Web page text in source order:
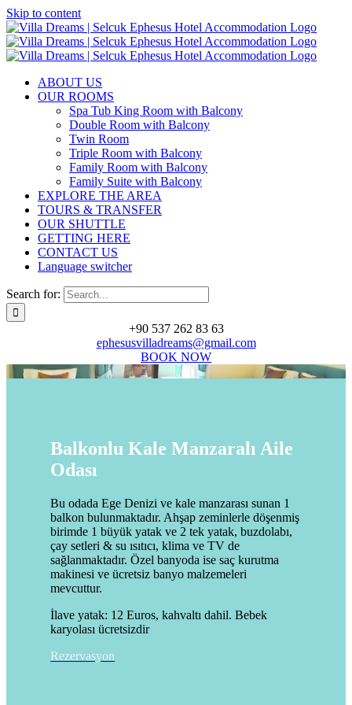
Skip to content
ABOUT US
OUR ROOMS
Spa Tub King Room with Balcony
Double Room with Balcony
Twin Room
Triple Room with Balcony
Family Room with Balcony
Family Suite with Balcony
EXPLORE THE AREA
TOURS & TRANSFER
OUR SHUTTLE
GETTING HERE
CONTACT US
Language switcher
Search for:
+90 537 262 83 63
ephesusvilladreams@gmail.com
BOOK NOW
Balkonlu Kale Manzaralı Aile
Odası
Bu odada Ege Denizi ve kale manzarası sunan 1
balkon bulunmaktadır. Ahşap zeminlerle döşenmiş
birimde 1 büyük yatak ve 2 tek yatak, buzdolabı,
çay setleri & su ısıtıcı, klima ve TV de
sağlanmaktadır. Özel banyoda ise saç kurutma
makinesi ve ücretsiz banyo malzemeleri
mevcuttur.
İlave yatak: 12 Euros, kahvaltı dahil. Bebek
karyolası ücretsizdir
Rezervasyon